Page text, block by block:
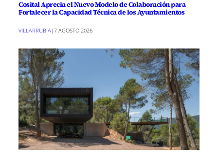
Cosital Aprecia el Nuevo Modelo de Colaboración para
Fortalecer la Capacidad Técnica de los Ayuntamientos
VILLARRUBIA|7 AGOSTO 2026